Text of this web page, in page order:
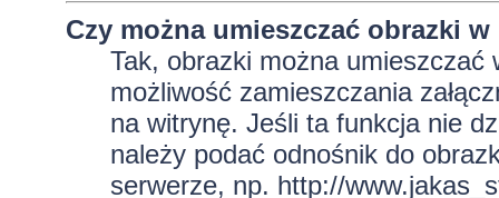
Czy można umieszczać obrazki
Tak, obrazki można umieszczać
możliwość zamieszczania
na witrynę. Jeśli ta funkcja nie
należy podać odnośnik do
serwerze, np. http://